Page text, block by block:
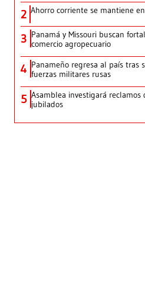
2 Ahorro corriente se mantiene
3 Panamá y Missouri buscan
comercio agropecuario
4 Panameño regresa al país tras
fuerzas militares rusas
5 Asamblea investigará reclamos
jubilados